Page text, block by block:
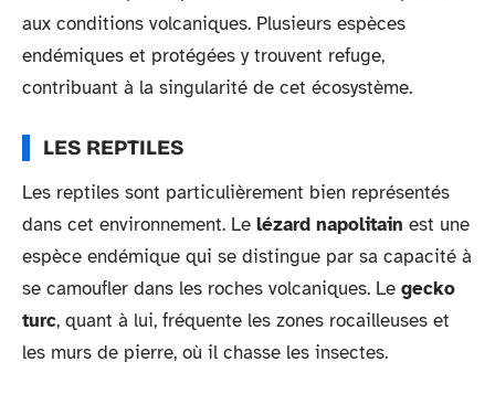
aux conditions volcaniques. Plusieurs espèces
endémiques et protégées y trouvent refuge,
contribuant à la singularité de cet écosystème.
LES REPTILES
Les reptiles sont particulièrement bien représentés
dans cet environnement. Le lézard napolitain est une
espèce endémique qui se distingue par sa capacité à
se camoufler dans les roches volcaniques. Le gecko
turc, quant à lui, fréquente les zones rocailleuses et
les murs de pierre, où il chasse les insectes.